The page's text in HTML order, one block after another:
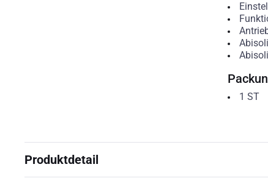
1 ST
Produktdetail